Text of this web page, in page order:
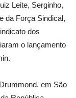
Leite, Serginho,
da Força Sindical,
dos
o lançamento
em São